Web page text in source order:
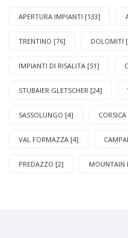
APERTURA IMPIANTI [133]
TRENTINO [76] DOLOMITI
IMPIANTI DI RISALITA [51]
STUBAIER GLETSCHER [24]
SASSOLUNGO [4]
VAL FORMAZZA [4]
PREDAZZO [2] MOUNTAIN